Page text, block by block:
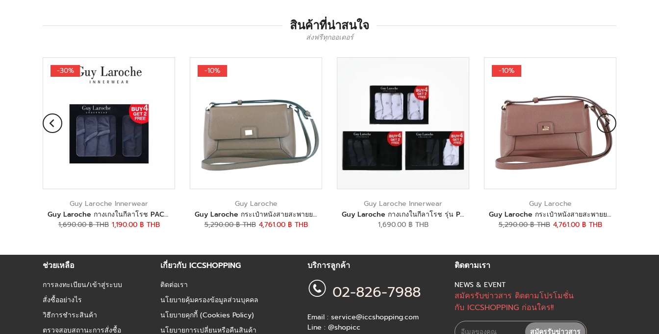
สินค้าที่น่าสนใจ
ส่งฟรีทุกออเดอร์
-30%
Guy Laroche Innerwear
Guy Laroche กางเกงในกีลาโรช PACK 6 ชิ้น Cotton spandex - สีดำและสีเทา
1,690.00 ฿ THB 1,190.00 ฿ THB
-10%
Guy Laroche
Guy Laroche กระเป๋าหนังสายสะพายยาว สีเขียว รุ่น AGH0921CS6GRM
5,290.00 ฿ THB 4,761.00 ฿ THB
Guy Laroche Innerwear
Guy Laroche กางเกงในกีลาโรช รุ่น PACK 6 ชิ้น Cotton spandex (JUS4905R5)
1,690.00 ฿ THB
-10%
Guy Laroche
Guy Laroche กระเป๋าหนังสายสะพายยาว สีน้ำตาล รุ่น AGH0921CS6BRM
5,290.00 ฿ THB 4,761.00 ฿ THB
ช่วยเหลือ
การลงทะเบียน/เข้าสู่ระบบ
สั่งซื้ออย่างไร
วิธีการชำระสินค้า
ตรวจสอบสถานะการสั่งซื้อ
เกี่ยวกับ ICCSHOPPING
ติดต่อเรา
นโยบายคุ้มครองข้อมูลส่วนบุคคล
นโยบายคุกกี้ (Cookies Policy)
นโยบายการเปลี่ยนหรือคืนสินค้า
บริการลูกค้า
02-826-7988
Email : service@iccshopping.com
Line : @shopicc
ติดตามเรา
NEWS & EVENT
สมัครรับข่าวสาร ติดตามโปรโมชั่น
กับ ICCSHOPPING ก่อนใคร!!
สมัครรับข่าวสาร